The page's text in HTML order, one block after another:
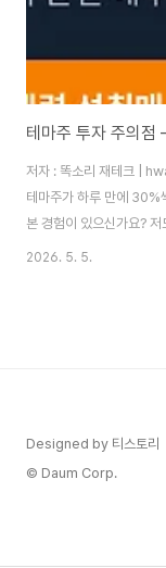
테마주 투자 주의점
저자 : 똑소리 재테크 |
테마주가 하루 만에 30%
본 경험이 있으신가요?
봇 관련주'가 3일 연속 상
테마주 급등락의 원리와
2026. 5. 5.
Designed by 티스토리
© Daum Corp.